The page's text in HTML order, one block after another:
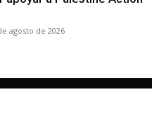
agosto de 2026